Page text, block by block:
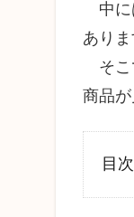
中に
ありま
そこ
商品が
目次